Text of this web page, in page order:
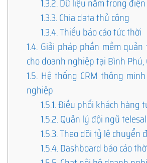
1.3.2.Dữ liệu nằm trong
1.3.3.Chia data thủ công
1.3.4.Thiếu báo cáo tức thời
1.4. Giải pháp phần mềm
cho doanh nghiệp tại Bình Phú,
1.5. Hệ thống CRM thông
nghiệp
1.5.1.Điều phối khách hàng
1.5.2.Quản lý đội ngũ
1.5.3.Theo dõi tỷ lệ chuyển
1.5.4.Dashboard báo cáo